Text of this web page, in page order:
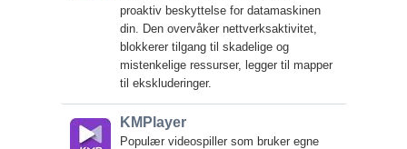
proaktiv beskyttelse for datamaskinen
din. Den overvåker nettverksaktivitet,
blokkerer tilgang til skadelige og
mistenkelige ressurser, legger til mapper
til ekskluderinger.
KMPlayer
Populær videospiller som bruker egne